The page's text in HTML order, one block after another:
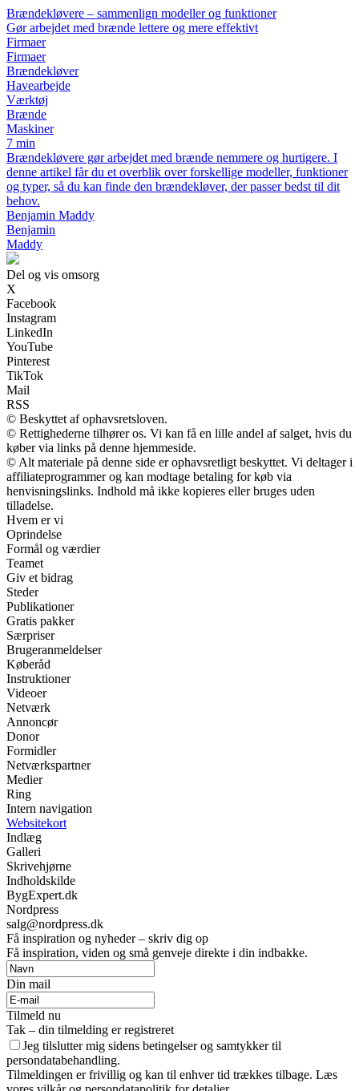
Brændekløvere – sammenlign modeller og funktioner
Gør arbejdet med brænde lettere og mere effektivt
Firmaer
Firmaer
Brændekløver
Havearbejde
Værktøj
Brænde
Maskiner
7 min
Brændekløvere gør arbejdet med brænde nemmere og hurtigere. I
denne artikel får du et overblik over forskellige modeller, funktioner
og typer, så du kan finde den brændekløver, der passer bedst til dit
behov.
Benjamin Maddy
Benjamin
Maddy
Del og vis omsorg
X
Facebook
Instagram
LinkedIn
YouTube
Pinterest
TikTok
Mail
RSS
© Beskyttet af ophavsretsloven.
© Rettighederne tilhører os. Vi kan få en lille andel af salget, hvis du
køber via links på denne hjemmeside.
© Alt materiale på denne side er ophavsretligt beskyttet. Vi deltager i
affiliateprogrammer og kan modtage betaling for køb via
henvisningslinks. Indhold må ikke kopieres eller bruges uden
tilladelse.
Hvem er vi
Oprindelse
Formål og værdier
Teamet
Giv et bidrag
Steder
Publikationer
Gratis pakker
Særpriser
Brugeranmeldelser
Køberåd
Instruktioner
Videoer
Netværk
Annoncør
Donor
Formidler
Netværkspartner
Medier
Ring
Intern navigation
Websitekort
Indlæg
Galleri
Skrivehjørne
Indholdskilde
BygExpert.dk
Nordpress
salg@nordpress.dk
Få inspiration og nyheder – skriv dig op
Få inspiration, viden og små genveje direkte i din indbakke.
Din mail
Tilmeld nu
Tak – din tilmelding er registreret
Jeg tilslutter mig sidens betingelser og samtykker til
persondatabehandling.
Tilmeldingen er frivillig og kan til enhver tid trækkes tilbage. Læs